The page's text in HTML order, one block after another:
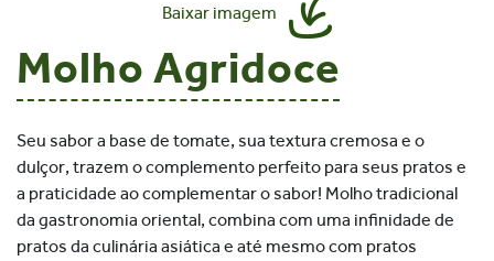
Baixar imagem
Molho Agridoce
Seu sabor a base de tomate, sua textura cremosa e o
dulçor, trazem o complemento perfeito para seus pratos e
a praticidade ao complementar o sabor! Molho tradicional
da gastronomia oriental, combina com uma infinidade de
pratos da culinária asiática e até mesmo com pratos